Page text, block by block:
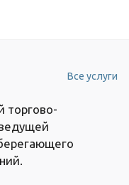
Все услуги
торгово-